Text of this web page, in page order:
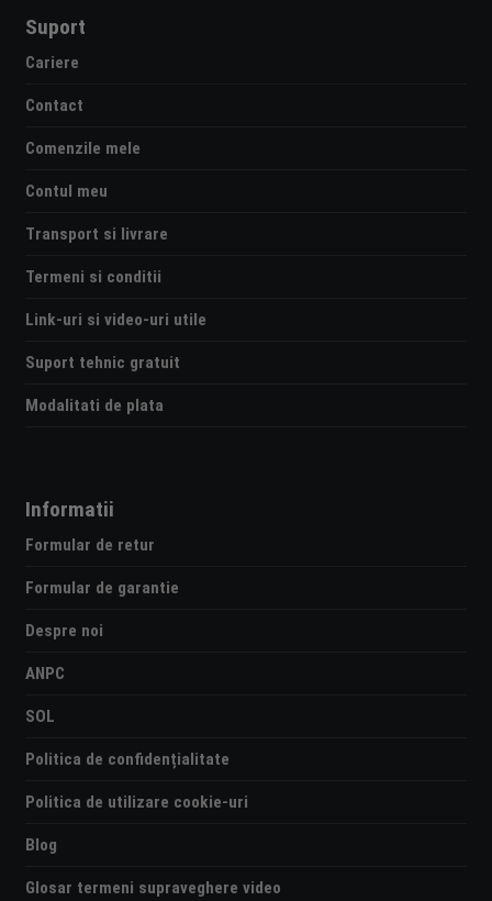
Suport
Cariere
Contact
Comenzile mele
Contul meu
Transport si livrare
Termeni si conditii
Link-uri si video-uri utile
Suport tehnic gratuit
Modalitati de plata
Informatii
Formular de retur
Formular de garantie
Despre noi
ANPC
SOL
Politica de confidențialitate
Politica de utilizare cookie-uri
Blog
Glosar termeni supraveghere video